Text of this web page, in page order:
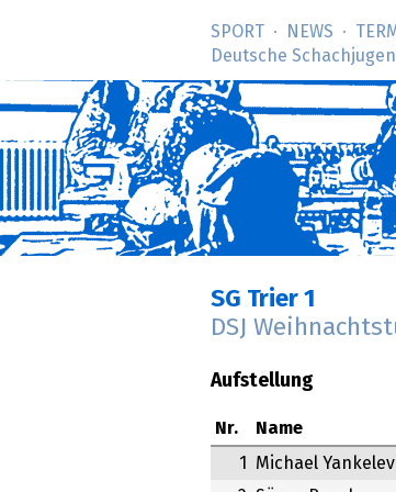
SPORT NEWS
Deutsche
SG Trier 1
DSJ
Aufstellung
Nr. Name
1
Michael